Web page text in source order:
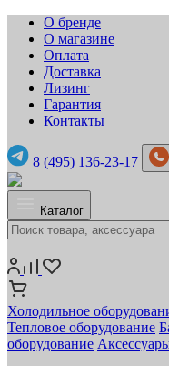
О бренде
О магазине
Оплата
Доставка
Лизинг
Гарантия
Контакты
8 (495) 136-23-17
Каталог
Холодильное
Тепловое оборудование
оборудование